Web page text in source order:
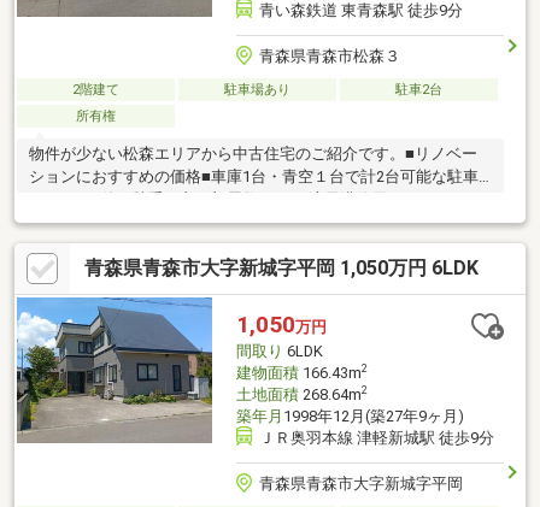
青い森鉄道 東青森駅 徒歩9分
青森県青森市松森３
2階建て 駐車場あり
駐車2台
所有権
物件が少ない松森エリアから中古住宅のご紹介です。■リノベー
ションにおすすめの価格■車庫1台・青空１台で計2台可能な駐車
青森県青森市大字新城字平岡 1,050万円 6LDK
1,050万円
間取り 6LDK
建物面積166.43m2
土地面積268.64m2
築年月 1998年12月(築27年9ヶ月)
ＪＲ奥羽本線 津軽新城駅 徒歩9分
青森県青森市大字新城字平岡